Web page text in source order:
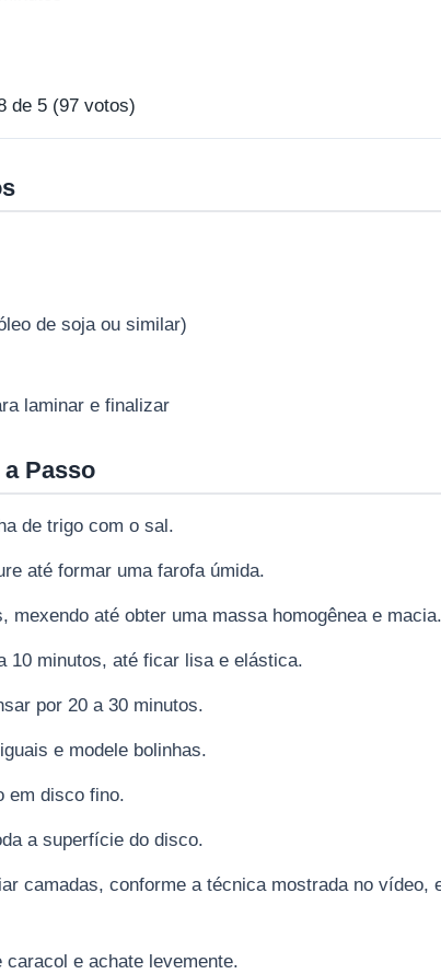
de 5 (97 votos)
de soja ou similar)
laminar e finalizar
Passo
de trigo com o sal.
até formar uma farofa úmida.
mexendo até obter uma massa homogênea e macia.
10 minutos, até ficar lisa e elástica.
por 20 a 30 minutos.
e modele bolinhas.
em disco fino.
a superfície do disco.
camadas, conforme a técnica mostrada no vídeo,
caracol e achate levemente.